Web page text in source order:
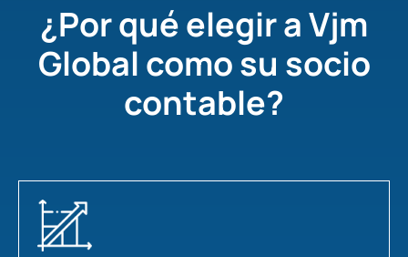
¿Por qué elegir a Vjm
Global como su socio
contable?